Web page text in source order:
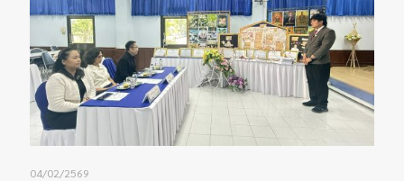
04/02/2569